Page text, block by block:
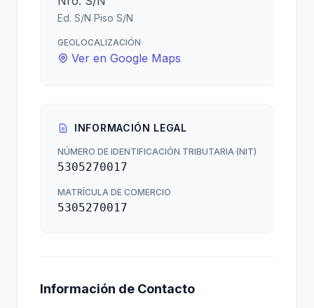
Ed. S/N Piso S/N
GEOLOCALIZACIÓN
Ver en Google Maps
INFORMACIÓN LEGAL
NÚMERO DE IDENTIFICACIÓN TRIBUTARIA (NIT)
5305270017
MATRÍCULA DE COMERCIO
5305270017
Información de Contacto